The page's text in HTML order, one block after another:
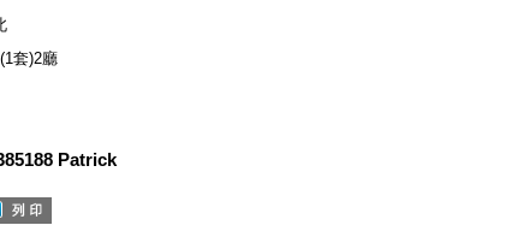
套)2廳
Patrick